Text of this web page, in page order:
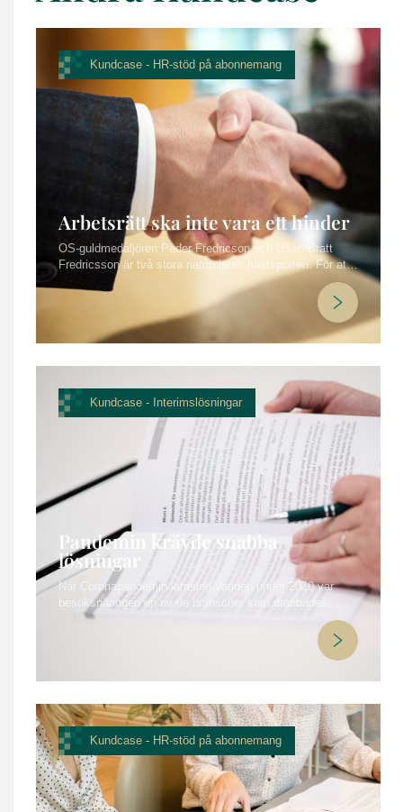
Kundcase - HR-stöd på abonnemang
Arbetsrätt ska inte vara ett hinder
OS-guldmedaljören Peder Fredricson och Lisen Bratt
Fredricsson är två stora namn inom hästsporten. För att
kunna fokusera fullt ut på sin verksamhet har de valt att
ta använda sig av vårt tjänst “HR-stöd på abonnemang”.
Vi tar hand om personalfrågorna och arbetsrätten som
givetvis inte får vara ett hinder för fortsatta framgångar!
Kundcase - Interimslösningar
Pandemin krävde snabba
lösningar
När Coronapandemin lamslog världen under 2020 var
besöksnäringen en av de branscher som drabbades
hårdast. Detta innebar att besöksnäringens
förtvivlade chefer inom hotell och restaurang. Här bistod
Kundcase - HR-stöd på abonnemang